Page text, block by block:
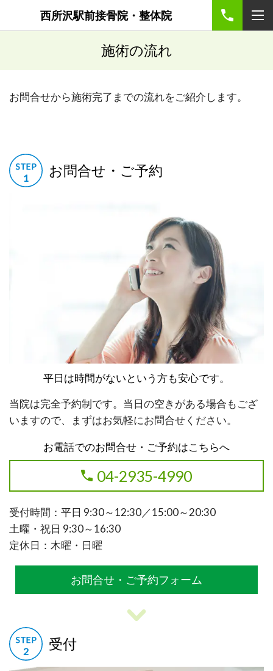
西所沢駅前接骨院・整体院
施術の流れ
お問合せから施術完了までの流れをご紹介します。
お問合せ・ご予約
平日は時間がないという方も安心です。
当院は完全予約制です。当日の空きがある場合もござ
いますので、まずはお気軽にお問合せください。
お電話でのお問合せ・ご予約はこちらへ
04-2935-4990
受付時間：平日 9:30～12:30／15:00～20:30
土曜・祝日 9:30～16:30
定休日：木曜・日曜
お問合せ・ご予約フォーム
受付